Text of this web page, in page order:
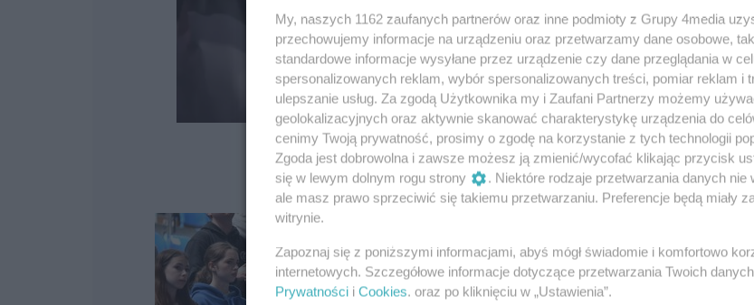
32 / 45
My, naszych 1162 zaufanych partnerów oraz inne podmioty z Grupy 4media
przechowujemy informacje na urządzeniu oraz przetwarzamy dane osobowe,
standardowe informacje wysyłane przez urządzenie czy dane przeglądania w
spersonalizowanych reklam, wybór spersonalizowanych treści, pomiar reklam i
ulepszanie usług. Za zgodą Użytkownika my i Zaufani Partnerzy możemy
geolokalizacyjnych oraz aktywnie skanować charakterystykę urządzenia do
cenimy Twoją prywatność, prosimy o zgodę na korzystanie z tych technologii
Zgoda jest dobrowolna i zawsze możesz ją zmienić/wycofać klikając przycisk
się w lewym dolnym rogu strony
. Niektóre rodzaje przetwarzania danych
ale masz prawo sprzeciwić się takiemu przetwarzaniu. Preferencje będą miały
witrynie.
Zapoznaj się z poniższymi informacjami, abyś mógł świadomie i komfortowo
internetowych. Szczegółowe informacje dotyczące przetwarzania Twoich
Prywatności i Cookies. oraz po kliknięciu w „Ustawienia”.